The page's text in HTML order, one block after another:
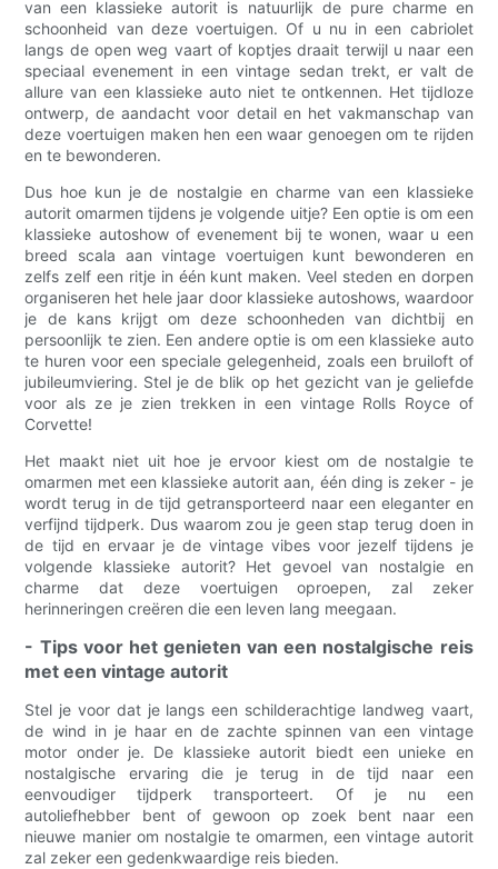
van een klassieke autorit is natuurlijk de pure charme en
schoonheid van deze voertuigen. Of u nu in een cabriolet
langs de open weg vaart of koptjes draait terwijl u naar een
speciaal evenement in een vintage sedan trekt, er valt de
allure van een klassieke auto niet te ontkennen. Het tijdloze
ontwerp, de aandacht voor detail en het vakmanschap van
deze voertuigen maken hen een waar genoegen om te rijden
en te bewonderen.
Dus hoe kun je de nostalgie en charme van een klassieke
autorit omarmen tijdens je volgende uitje? Een optie is om een
​​klassieke autoshow of evenement bij te wonen, waar u een
breed scala aan vintage voertuigen kunt bewonderen en
zelfs zelf een ritje in één kunt maken. Veel steden en dorpen
organiseren het hele jaar door klassieke autoshows, waardoor
je de kans krijgt om deze schoonheden van dichtbij en
persoonlijk te zien. Een andere optie is om een ​​klassieke auto
te huren voor een speciale gelegenheid, zoals een bruiloft of
jubileumviering. Stel je de blik op het gezicht van je geliefde
voor als ze je zien trekken in een vintage Rolls Royce of
Corvette!
Het maakt niet uit hoe je ervoor kiest om de nostalgie te
omarmen met een klassieke autorit aan, één ding is zeker - je
wordt terug in de tijd getransporteerd naar een eleganter en
verfijnd tijdperk. Dus waarom zou je geen stap terug doen in
de tijd en ervaar je de vintage vibes voor jezelf tijdens je
volgende klassieke autorit? Het gevoel van nostalgie en
charme dat deze voertuigen oproepen, zal zeker
herinneringen creëren die een leven lang meegaan.
- Tips voor het genieten van een nostalgische reis
met een vintage autorit
Stel je voor dat je langs een schilderachtige landweg vaart,
de wind in je haar en de zachte spinnen van een vintage
motor onder je. De klassieke autorit biedt een unieke en
nostalgische ervaring die je terug in de tijd naar een
eenvoudiger tijdperk transporteert. Of je nu een
autoliefhebber bent of gewoon op zoek bent naar een
nieuwe manier om nostalgie te omarmen, een vintage autorit
zal zeker een gedenkwaardige reis bieden.